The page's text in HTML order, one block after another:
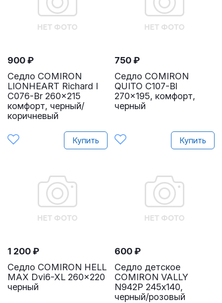
Седло COMIRON
LIONHEART Richard I
C076-Br 260x215
комфорт, черный/
коричневый
900₽
Купить
Седло COMIRON
QUITO C107-Bl
270x195, комфорт,
черный
750₽
Купить
Седло COMIRON HELL
MAX Dvi6-XL 260x220
черный
1 200₽
Седло детское
COMIRON VALLY
N942P 245х140,
черный/розовый
600₽